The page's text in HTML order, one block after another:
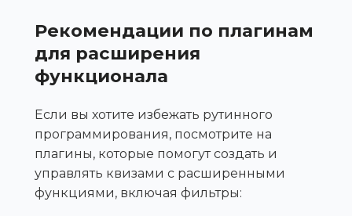
Рекомендации по плагинам
для расширения
функционала
Если вы хотите избежать рутинного
программирования, посмотрите на
плагины, которые помогут создать и
управлять квизами с расширенными
функциями, включая фильтры: